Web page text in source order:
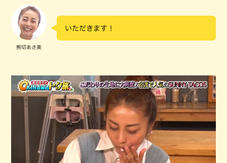
熊切あさ美
いただきます！